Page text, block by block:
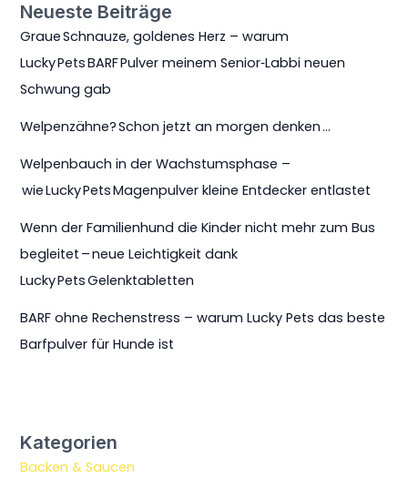
Neueste Beiträge
Graue Schnauze, goldenes Herz – warum
Lucky Pets BARF Pulver meinem Senior‑Labbi neuen
Schwung gab
Welpenzähne? Schon jetzt an morgen denken …
Welpenbauch in der Wachstumsphase –
wie Lucky Pets Magenpulver kleine Entdecker entlastet
Wenn der Familienhund die Kinder nicht mehr zum Bus
begleitet – neue Leichtigkeit dank
Lucky Pets Gelenktabletten
BARF ohne Rechenstress – warum Lucky Pets das beste
Barfpulver für Hunde ist
Kategorien
Backen & Saucen